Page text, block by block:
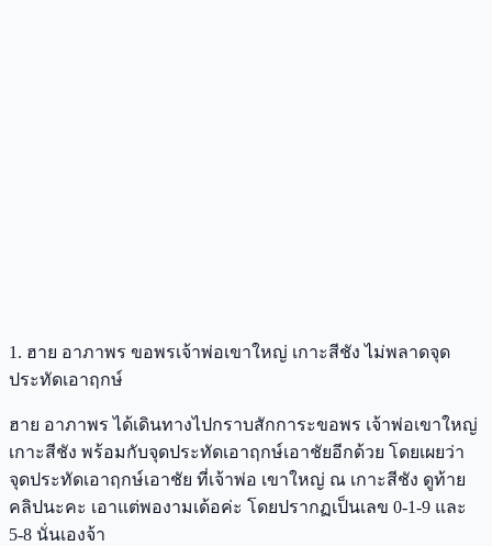
1. ฮาย อาภาพร ขอพรเจ้าพ่อเขาใหญ่ เกาะสีชัง ไม่พลาดจุด
ประทัดเอาฤกษ์
ฮาย อาภาพร ได้เดินทางไปกราบสักการะขอพร เจ้าพ่อเขาใหญ่
เกาะสีชัง พร้อมกับจุดประทัดเอาฤกษ์เอาชัยอีกด้วย โดยเผยว่า
จุดประทัดเอาฤกษ์เอาชัย ที่เจ้าพ่อ เขาใหญ่ ณ เกาะสีชัง ดูท้าย
คลิปนะคะ เอาแต่พองามเด้อค่ะ โดยปรากฏเป็นเลข 0-1-9 และ
5-8 นั่นเองจ้า